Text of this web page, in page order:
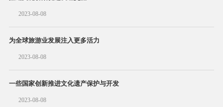
2023-08-08
为全球旅游业发展注入更多活力
2023-08-08
一些国家创新推进文化遗产保护与开发
2023-08-08